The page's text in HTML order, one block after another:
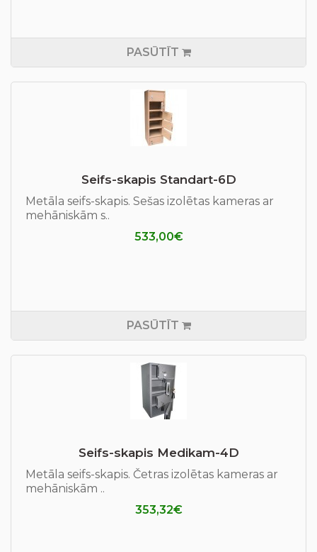
PASŪTĪT
Seifs-skapis Standart-6D
Metāla seifs-skapis. Sešas izolētas kameras ar
mehāniskām s..
533,00€
PASŪTĪT
Seifs-skapis Medikam-4D
Metāla seifs-skapis. Četras izolētas kameras ar
mehāniskām ..
353,32€